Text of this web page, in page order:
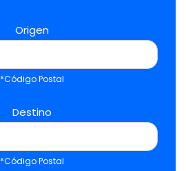
Origen
*Código Postal
Destino
*Código Postal